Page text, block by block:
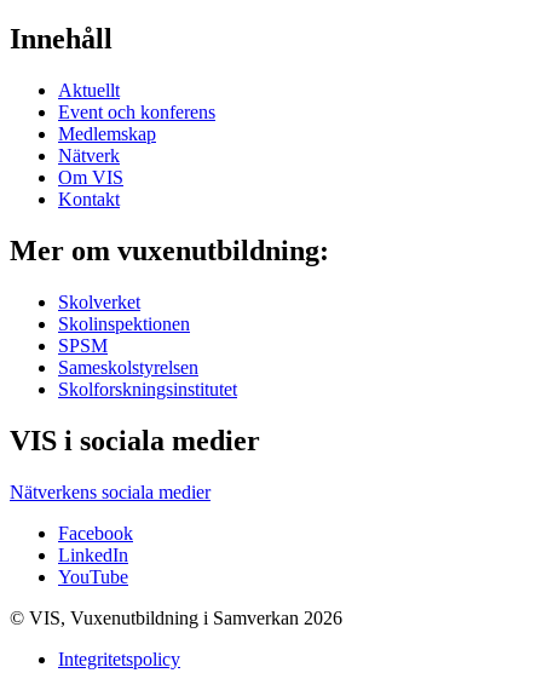
Innehåll
Aktuellt
Event och konferens
Medlemskap
Nätverk
Om VIS
Kontakt
Mer om vuxenutbildning:
Skolverket
Skolinspektionen
SPSM
Sameskolstyrelsen
Skolforskningsinstitutet
VIS i sociala medier
Nätverkens sociala medier
Facebook
LinkedIn
YouTube
© VIS, Vuxenutbildning i Samverkan 2026
Integritetspolicy